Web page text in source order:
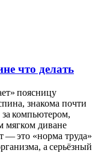
что делать
поясницу
знакома почти
компьютером,
мягком диване
— это «норма труда»
а серьёзный